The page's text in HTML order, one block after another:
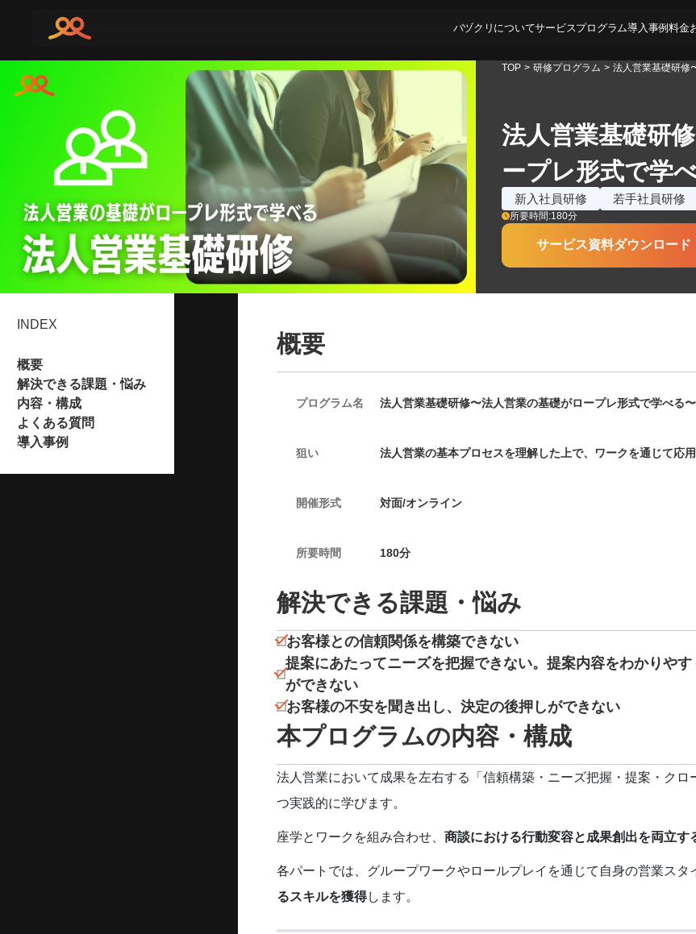
バヅクリについてサービスプログラム導入事例料金
TOP > 研修プログラム > 法人営業基礎研修
法人営業基礎研
ープレ形式で学
新入社員研修 若手社員研修
所要時間:180分
サービス資料ダウンロード
INDEX
概要
解決できる課題・悩み
内容・構成
よくある質問
導入事例
概要
プログラム名 法人営業基礎研修〜法人営業の基礎がロープレ形式で学べる〜
狙い 法人営業の基本プロセスを理解した上で、ワークを通じて応
開催形式 対面/オンライン
所要時間 180分
解決できる課題・悩み
お客様との信頼関係を構築できない
提案にあたってニーズを把握できない。提案内容をわかりや
ができない
お客様の不安を聞き出し、決定の後押しができない
本プログラムの内容・構成
法人営業において成果を左右する「信頼構築・ニーズ把握・提案・ク
つ実践的に学びます。
座学とワークを組み合わせ、 商談における行動変容と成果創出を両立す
各パートでは、グループワークやロールプレイを通じて自身の営業スタ
るスキルを獲得します。